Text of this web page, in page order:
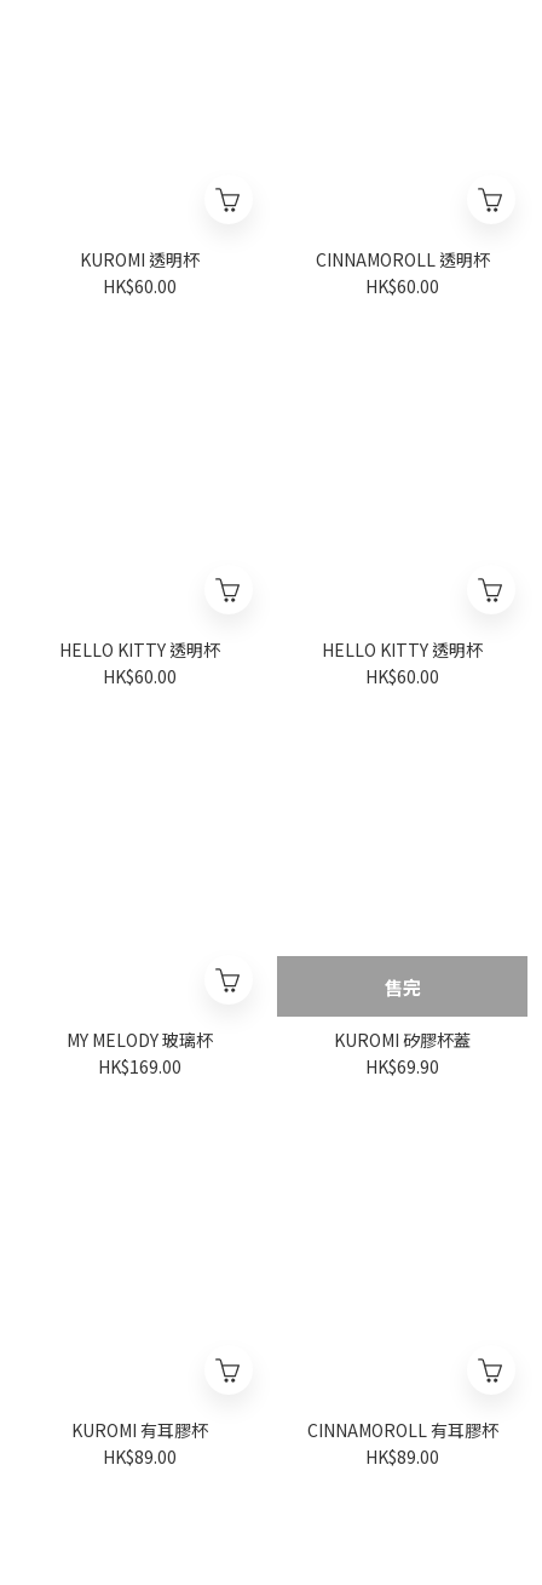
KUROMI 透明杯
HK$60.00
CINNAMOROLL 透明杯
HK$60.00
HELLO KITTY 透明杯
HK$60.00
HELLO KITTY 透明杯
HK$60.00
MY MELODY 玻璃杯
HK$169.00
售完
KUROMI 矽膠杯蓋
HK$69.90
KUROMI 有耳膠杯
HK$89.00
CINNAMOROLL 有耳膠杯
HK$89.00